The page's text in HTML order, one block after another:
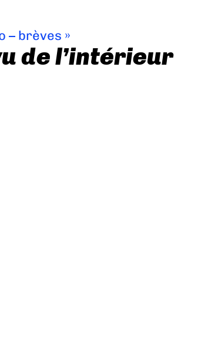
– brèves »
de l’intérieur